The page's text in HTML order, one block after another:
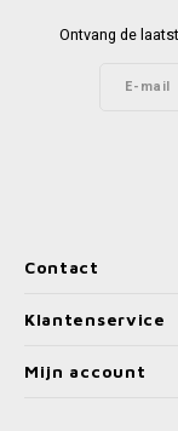
Contact
Ontvang de
Klantenservice
Mijn account